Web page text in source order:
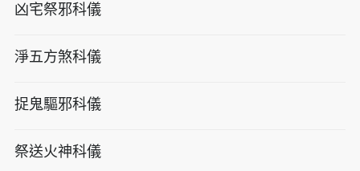
凶宅祭邪科儀
淨五方煞科儀
捉鬼驅邪科儀
祭送火神科儀